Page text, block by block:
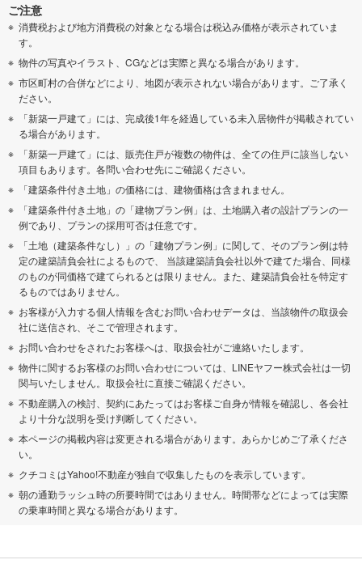
ご注意
消費税および地方消費税の対象となる場合は税込み価格が表示されていま
す。
物件の写真やイラスト、CGなどは実際と異なる場合があります。
市区町村の合併などにより、地図が表示されない場合があります。ご了承く
ださい。
「新築一戸建て」には、完成後1年を経過している未入居物件が掲載されてい
る場合があります。
「新築一戸建て」には、販売住戸が複数の物件は、全ての住戸に該当しない
項目もあります。各問い合わせ先にご確認ください。
「建築条件付き土地」の価格には、建物価格は含まれません。
「建築条件付き土地」の「建物プラン例」は、土地購入者の設計プランの一
例であり、プランの採用可否は任意です。
「土地（建築条件なし）」の「建物プラン例」に関して、そのプラン例は特
定の建築請負会社によるもので、 当該建築請負会社以外で建てた場合、同様
のものが同価格で建てられるとは限りません。また、建築請負会社を特定す
るものではありません。
お客様が入力する個人情報を含むお問い合わせデータは、当該物件の取扱会
社に送信され、そこで管理されます。
お問い合わせをされたお客様へは、取扱会社がご連絡いたします。
物件に関するお客様のお問い合わせについては、LINEヤフー株式会社は一切
関与いたしません。取扱会社に直接ご確認ください。
不動産購入の検討、契約にあたってはお客様ご自身が情報を確認し、各会社
より十分な説明を受け判断してください。
本ページの掲載内容は変更される場合があります。あらかじめご了承くださ
い。
クチコミはYahoo!不動産が独自で収集したものを表示しています。
朝の通勤ラッシュ時の所要時間ではありません。時間帯などによっては実際
の乗車時間と異なる場合があります。